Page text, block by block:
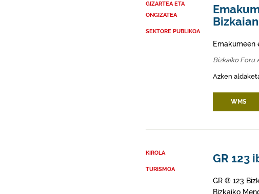
GIZARTEA ETA
ONGIZATEA
SEKTORE PUBLIKOA
Bizkaian
Emakumeen
Bizkaiko Foru
Azken
WMS
KIROLA
TURISMOA
GR 123
GR ® 123
Bizkaiko